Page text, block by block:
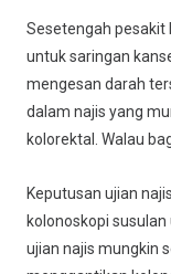
Sesetengah pesakit
untuk saringan
mengesan darah
dalam najis yang
kolorektal. Walau
Keputusan ujian
kolonoskopi
ujian najis mungkin